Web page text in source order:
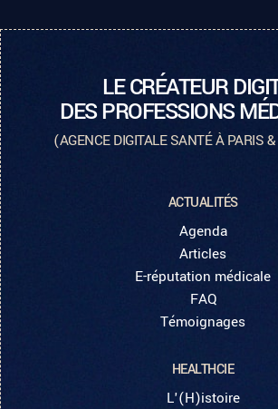
(AGENCE DIGITALE SANTÉ À PARIS
LE CRÉATEUR
DES PROFESSIONS
ACTUALITÉS
Agenda
Articles
E-réputation médicale
FAQ
Témoignages
HEALTHCIE
L'(H)istoire